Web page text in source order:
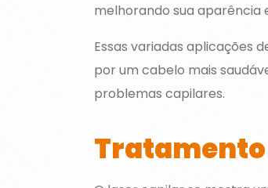
melhorando sua aparência
Essas variadas aplicações
por um cabelo mais
problemas capilares.